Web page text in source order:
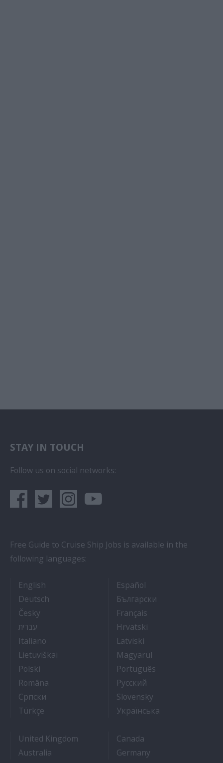
STAY IN TOUCH
Follow us on social networks:
Free Guide to Cruise Ship Jobs is available in the
following languages:
English- Cruise Ship Jobs Español- Empleos en
Deutsch- Arbeit auf Kreuzfahrtschiffen
Български- Как Да Си
Česky- Práce na luxusních výletních lodích
Français- Travail Sur Bateau
עברית
- איך להתקבל לעבודה על אוניות נוסעים
Hrvatski- Kako dobiti posao
Italiano- Lavorare sulle navi da crociera
Latviski- Kā iegūt kuģa
Lietuviškai- Kaip įsidarbinti kruiziniuose laivuose
Magyarul- Munka a hajón
Polski- Jak dostać pracę na statku wycieczkowym
Português- Como
Româna- Cum sa obtii un post pe un vas de croaziera
Pyccкий- Как получить
Српски- Како до посла на броду
Slovensky- Práca na
Türkçe- Kruz Gemilerinde nasıl iş bulunur
Українська- Як
United Kingdom
Canada
Australia
Germany